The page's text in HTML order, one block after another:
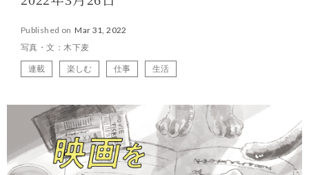
Published on Mar 31, 2022
写真・文：木下麦
連載 楽しむ 仕事 生活